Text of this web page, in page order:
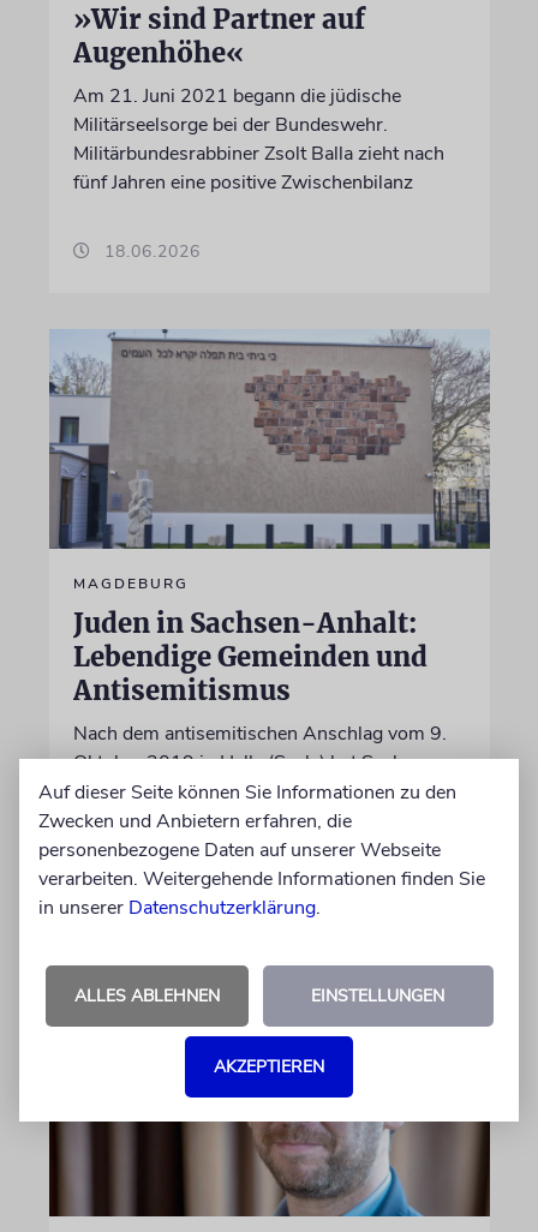
»Wir sind Partner auf
Augenhöhe«
Am 21. Juni 2021 begann die jüdische
Militärseelsorge bei der Bundeswehr.
Militärbundesrabbiner Zsolt Balla zieht nach
fünf Jahren eine positive Zwischenbilanz
18.06.2026
MAGDEBURG
Juden in Sachsen-Anhalt:
Lebendige Gemeinden und
Antisemitismus
Nach dem antisemitischen Anschlag vom 9.
Oktober 2019 in Halle (Saale) hat Sachsen-
Anhalt 2020 ein Landesprogramm für
jüdisches Leben beschlossen, um die jüdische
Gemeinschaft zu fördern und zu schützen
17.06.2026
Auf dieser Seite können Sie Informationen zu den
Zwecken und Anbietern erfahren, die
personenbezogene Daten auf unserer Webseite
verarbeiten. Weitergehende Informationen finden Sie
in unserer Datenschutzerklärung.
ALLES ABLEHNEN EINSTELLUNGEN
AKZEPTIEREN